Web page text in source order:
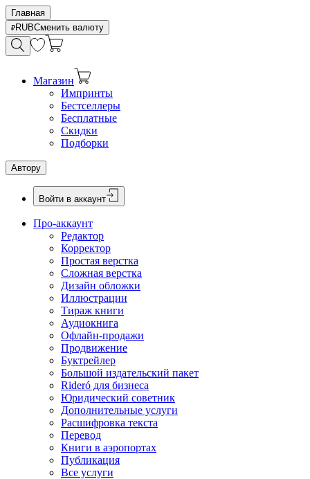
Главная
RUBСменить валюту
Магазин
Импринты
Бестселлеры
Бесплатные
Скидки
Подборки
Автору
Войти в аккаунт
Про-аккаунт
Редактор
Корректор
Простая верстка
Сложная верстка
Дизайн обложки
Иллюстрации
Тираж книги
Аудиокнига
Офлайн-продажи
Продвижение
Буктрейлер
Большой издательский пакет
Rideró для бизнеса
Юридический советник
Дополнительные услуги
Расшифровка текста
Перевод
Книги в аэропортах
Публикация
Все услуги